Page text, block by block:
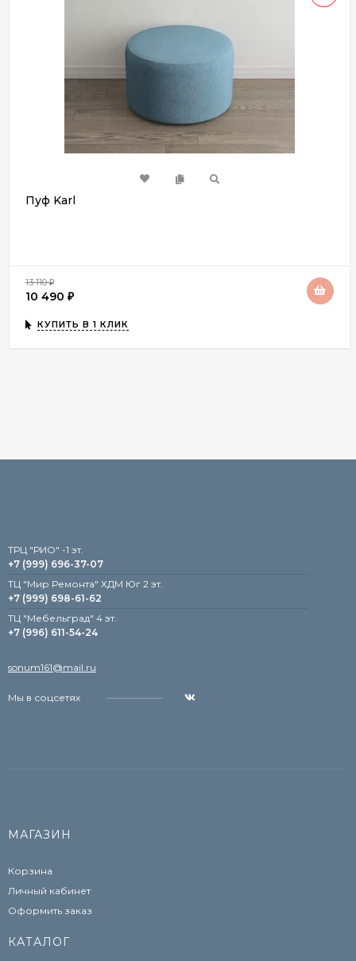
Пуф Karl
13 110₽
10 490 ₽
КУПИТЬ В 1 КЛИК
TРЦ "РИО" -1 эт.
+7 (999) 696-37-07
ТЦ "Мир Ремонта" ХДМ Юг 2 эт.
+7 (999) 698-61-62
TЦ "Мебельград" 4 эт.
+7 (996) 611-54-24
sonum161@mail.ru
Мы в соцсетях
МАГАЗИН
Корзина
Личный кабинет
Оформить заказ
КАТАЛОГ